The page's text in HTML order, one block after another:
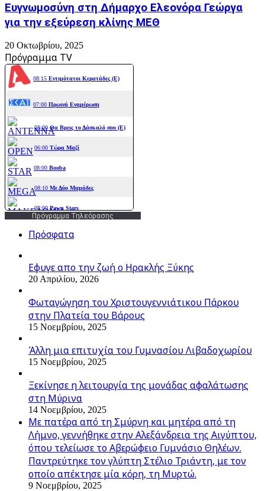
Ευγνωμοσύνη στη Δήμαρχο Ελεονόρα Γεώργα
για την εξεύρεση κλίνης ΜΕΘ
20 Οκτωβρίου, 2025
Πρόγραμμα TV
Πρόγραμμα Τηλεόρασης
Πρόσφατα
Εφυγε απο την ζωή o Ηρακλής Ξύκης
20 Απριλίου, 2026
Φωταγώγηση του Χριστουγεννιάτικου Πάρκου
στην Πλατεία του Βάρους
15 Νοεμβρίου, 2025
Άλλη μια επιτυχία του Γυμνασίου Λιβαδοχωρίου
15 Νοεμβρίου, 2025
Ξεκίνησε η λειτουργία της μονάδας αφαλάτωσης
στη Μύρινα
14 Νοεμβρίου, 2025
Με πατέρα από τη Σμύρνη και μητέρα από τη
Λήμνο, γεννήθηκε στην Αλεξάνδρεια της Αιγύπτου,
όπου τελείωσε το Αβερώφειο Γυμνάσιο Θηλέων.
Παντρεύτηκε τον γλύπτη Στέλιο Τριάντη, με τον
οποίο απέκτησε μία κόρη, τη Μυρτώ.
9 Νοεμβρίου, 2025